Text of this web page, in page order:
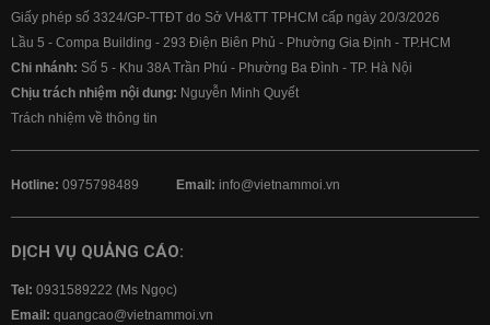
Giấy phép số 3324/GP-TTĐT do Sở VH&TT TPHCM cấp ngày 20/3/2026
Lầu 5 - Compa Building - 293 Điện Biên Phủ - Phường Gia Định - TP.HCM
Chi nhánh: Số 5 - Khu 38A Trần Phú - Phường Ba Đình - TP. Hà Nội
Chịu trách nhiệm nội dung: Nguyễn Minh Quyết
Trách nhiệm về thông tin
Hotline: 0975798489 Email: info@vietnammoi.vn
DỊCH VỤ QUẢNG CÁO:
Tel: 0931589222 (Ms Ngọc)
Email: quangcao@vietnammoi.vn